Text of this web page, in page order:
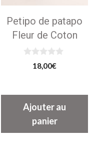
Petipo de patapo
Fleur de Coton
18,00€
Ajouter au
panier